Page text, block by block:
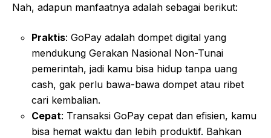
Nah, adapun manfaatnya adalah sebagai berikut:
Praktis: GoPay adalah dompet digital yang
mendukung Gerakan Nasional Non-Tunai
pemerintah, jadi kamu bisa hidup tanpa uang
cash, gak perlu bawa-bawa dompet atau ribet
cari kembalian.
Cepat: Transaksi GoPay cepat dan efisien, kamu
bisa hemat waktu dan lebih produktif. Bahkan